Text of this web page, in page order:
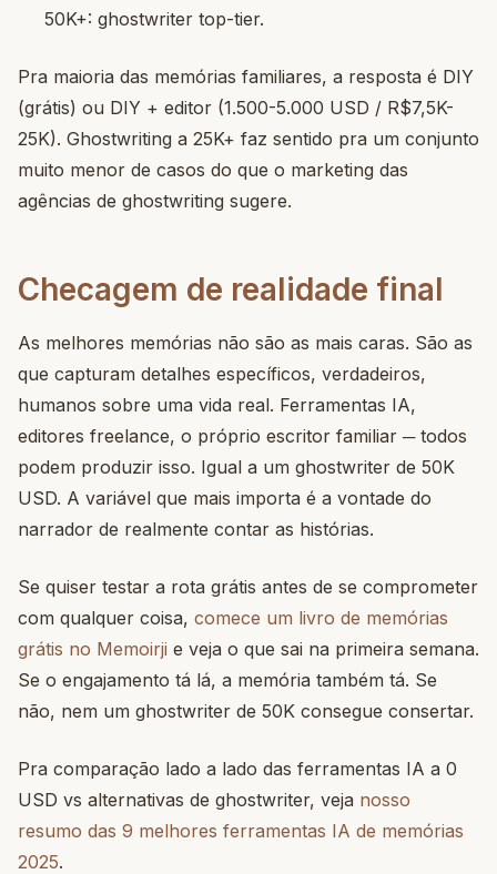
50K+: ghostwriter top-tier.
Pra maioria das memórias familiares, a resposta é DIY
(grátis) ou DIY + editor (1.500-5.000 USD / R$7,5K-
25K). Ghostwriting a 25K+ faz sentido pra um conjunto
muito menor de casos do que o marketing das
agências de ghostwriting sugere.
Checagem de realidade final
As melhores memórias não são as mais caras. São as
que capturam detalhes específicos, verdadeiros,
humanos sobre uma vida real. Ferramentas IA,
editores freelance, o próprio escritor familiar ─ todos
podem produzir isso. Igual a um ghostwriter de 50K
USD. A variável que mais importa é a vontade do
narrador de realmente contar as histórias.
Se quiser testar a rota grátis antes de se comprometer
com qualquer coisa, comece um livro de memórias
grátis no Memoirji e veja o que sai na primeira semana.
Se o engajamento tá lá, a memória também tá. Se
não, nem um ghostwriter de 50K consegue consertar.
Pra comparação lado a lado das ferramentas IA a 0
USD vs alternativas de ghostwriter, veja nosso
resumo das 9 melhores ferramentas IA de memórias
2025.